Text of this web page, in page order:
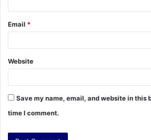
Email *
Website
Save my name, email, and website in this
time I comment.